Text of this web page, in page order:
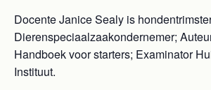
Docente Janice Sealy is
Dierenspeciaalzaakondernemer;
Handboek voor starters; Examinator
Instituut.